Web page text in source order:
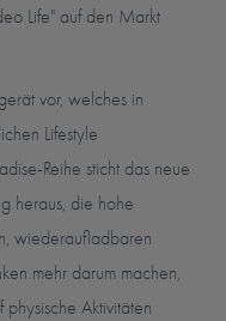
Life" auf den Markt
vor, welches in
Lifestyle
Reihe sticht das neue
heraus, die hohe
wiederaufladbaren
mehr darum machen,
Aktivitäten